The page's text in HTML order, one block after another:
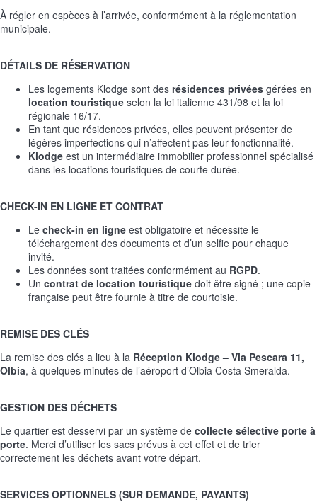
À régler en espèces à l’arrivée, conformément à la réglementation
municipale.
DÉTAILS DE RÉSERVATION
Les logements Klodge sont des résidences privées gérées en
location touristique selon la loi italienne 431/98 et la loi
régionale 16/17.
En tant que résidences privées, elles peuvent présenter de
légères imperfections qui n’affectent pas leur fonctionnalité.
Klodge est un intermédiaire immobilier professionnel spécialisé
dans les locations touristiques de courte durée.
CHECK-IN EN LIGNE ET CONTRAT
Le check-in en ligne est obligatoire et nécessite le
téléchargement des documents et d’un selfie pour chaque
invité.
Les données sont traitées conformément au RGPD.
Un contrat de location touristique doit être signé ; une copie
française peut être fournie à titre de courtoisie.
REMISE DES CLÉS
La remise des clés a lieu à la Réception Klodge – Via Pescara 11,
Olbia, à quelques minutes de l’aéroport d’Olbia Costa Smeralda.
GESTION DES DÉCHETS
Le quartier est desservi par un système de collecte sélective porte à
porte. Merci d’utiliser les sacs prévus à cet effet et de trier
correctement les déchets avant votre départ.
SERVICES OPTIONNELS (SUR DEMANDE, PAYANTS)